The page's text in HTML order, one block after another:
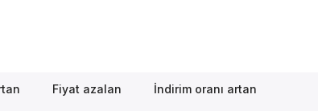
Fiyat azalan İndirim oranı artan